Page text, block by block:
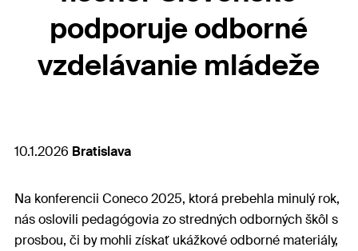
podporuje odborné
vzdelávanie mládeže
10.1.2026 Bratislava
Na konferencii Coneco 2025, ktorá prebehla minulý rok,
nás oslovili pedagógovia zo stredných odborných škôl s
prosbou, či by mohli získať ukážkové odborné materiály,